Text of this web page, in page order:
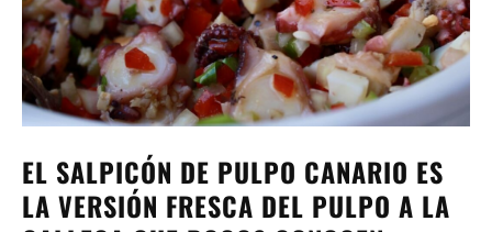
EL SALPICÓN DE PULPO CANARIO ES
LA VERSIÓN FRESCA DEL PULPO A LA